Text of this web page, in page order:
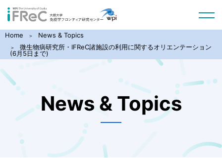
Home
News & Topics
微生物病研究所・IFReC諸施設の利用に関するオリエンテーション
(6月5日まで)
News & Topics